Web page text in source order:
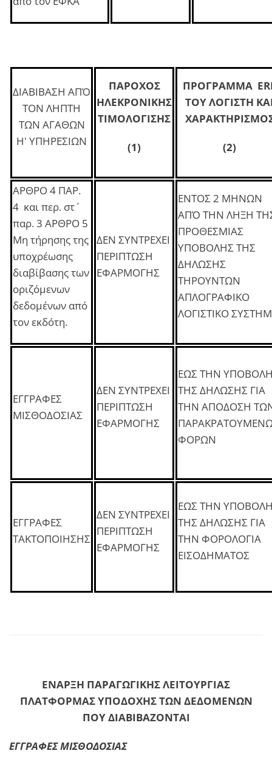
ΔΙΑΒΙΒΑΣΗ ΑΠΌ
ΤΟΝ ΛΗΠΤΗ
ΤΩΝ ΑΓΑΘΩΝ
Η' ΥΠΗΡΕΣΙΩΝ
ΠΑΡΟΧΟΣ
ΗΛΕΚΡΟΝΙΚΗΣ
ΤΙΜΟΛΟΓΙΣΗΣ
(1)
ΠΡΟΓΡΑΜΜΑ
ΤΟΥ ΛΟΓΙΣΤΗ
(2)
ΑΡΘΡΟ 4 ΠΑΡ.
4 και περ. στ΄
παρ. 3 ΑΡΘΡΟ 5
Μη τήρησης της
υποχρέωσης
διαβίβασης των
οριζόμενων
δεδομένων από
τον εκδότη.
ΔΕΝ ΣΥΝΤΡΕΧΕΙ
ΠΕΡΙΠΤΩΣΗ
ΕΦΑΡΜΟΓΗΣ
ΕΝΤΟΣ 2 ΜΗΝΩΝ
ΑΠΌ ΤΗΝ ΛΗΞΗ
ΠΡΟΘΕΣΜΙΑΣ
ΥΠΟΒΟΛΗΣ ΤΗΣ
ΔΗΛΩΣΗΣ
ΤΗΡΟΥΝΤΩΝ
ΑΠΛΟΓΡΑΦΙΚΟ
ΛΟΓΙΣΤΙΚΟ
ΕΓΓΡΑΦΕΣ
ΜΙΣΘΟΔΟΣΙΑΣ
ΔΕΝ ΣΥΝΤΡΕΧΕΙ
ΠΕΡΙΠΤΩΣΗ
ΕΦΑΡΜΟΓΗΣ
ΕΩΣ ΤΗΝ
ΤΗΣ ΔΗΛΩΣΗΣ ΓΙΑ
ΤΗΝ ΑΠΟΔΟΣΗ
ΦΟΡΩΝ
ΕΓΓΡΑΦΕΣ
ΤΑΚΤΟΠΟΙΗΣΗΣ
ΔΕΝ ΣΥΝΤΡΕΧΕΙ
ΠΕΡΙΠΤΩΣΗ
ΕΦΑΡΜΟΓΗΣ
ΕΩΣ ΤΗΝ
ΤΗΣ ΔΗΛΩΣΗΣ ΓΙΑ
ΤΗΝ ΦΟΡΟΛΟΓΙΑ
ΕΙΣΟΔΗΜΑΤΟΣ
ΕΝΑΡΞΗ ΠΑΡΑΓΩΓΙΚΗΣ ΛΕΙΤΟΥΡΓΙΑΣ
ΠΛΑΤΦΟΡΜΑΣ ΥΠΟΔΟΧΗΣ ΤΩΝ ΔΕΔΟΜΕΝΩΝ
ΠΟΥ ΔΙΑΒΙΒΑΖΟΝΤΑΙ
ΕΓΓΡΑΦΕΣΜΙΣΘΟΔΟΣΙΑΣ